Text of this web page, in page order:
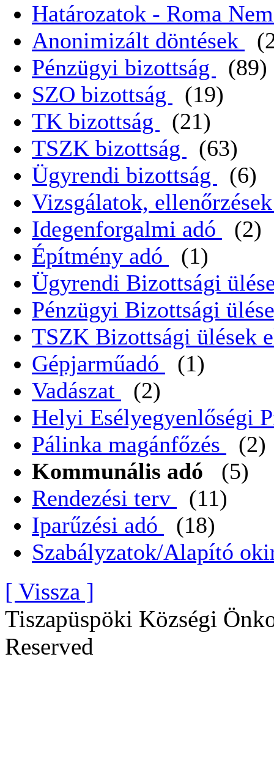
Határozatok - Roma
Anonimizált döntések
Pénzügyi bizottság
(89)
SZO bizottság
(19)
TK bizottság
(21)
TSZK bizottság
(63)
Ügyrendi bizottság
(6)
Vizsgálatok,
Idegenforgalmi adó
(2)
Építmény adó
(1)
Ügyrendi Bizottsági
Pénzügyi Bizottsági
TSZK Bizottsági ülések
Gépjarműadó
(1)
Vadászat
(2)
Helyi Esélyegyenlőségi
Pálinka magánfőzés
(2)
Kommunális adó
(5)
Rendezési terv
(11)
Iparűzési adó
(18)
Szabályzatok/Alapító
[ Vissza ]
Tiszapüspöki Községi
Reserved